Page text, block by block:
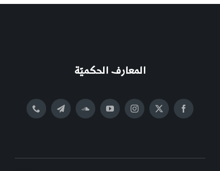
المعارف الحكميّة